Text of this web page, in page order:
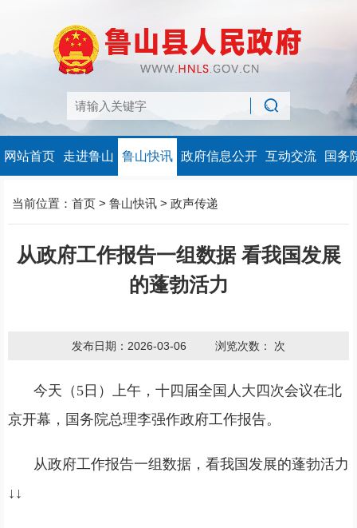
网站首页 走进鲁山 鲁山快讯 政府信息公开 互动交流 国务
当前位置： 首页 > 鲁山快讯 > 政声传递
从政府工作报告一组数据 看我国发展
的蓬勃活力
发布日期：2026-03-06 浏览次数： 次
今天（5日）上午，十四届全国人大四次会议在北
京开幕，国务院总理李强作政府工作报告。
从政府工作报告一组数据，看我国发展的蓬勃活力
↓↓